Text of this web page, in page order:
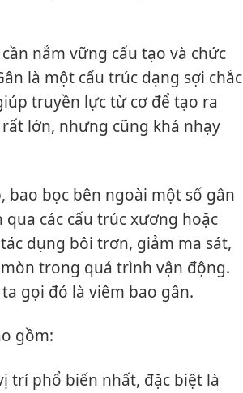
nắm vững cấu tạo và chức
là một cấu trúc dạng sợi chắc
truyền lực từ cơ để tạo ra
lớn, nhưng cũng khá nhạy
bao bọc bên ngoài một số gân
các cấu trúc xương hoặc
dụng bôi trơn, giảm ma sát,
trong quá trình vận động.
gọi đó là viêm bao gân.
gồm:
phổ biến nhất, đặc biệt là